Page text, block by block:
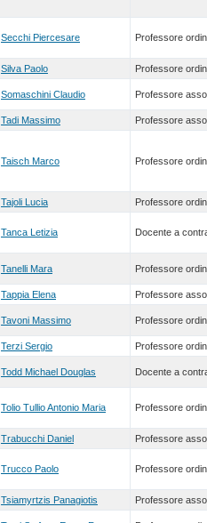
Secchi Piercesare Professore
Silva Paolo Professore
Somaschini Claudio Professore
Tadi Massimo Professore
Taisch Marco Professore
Tajoli Lucia Professore
Tanca Letizia Docente a
Tanelli Mara Professore
Tappia Elena Professore
Tavoni Massimo Professore
Terzi Sergio Professore
Todd Michael Douglas Docente a
Tolio Tullio Antonio Maria Professore
Trabucchi Daniel Professore
Trucco Paolo Professore
Tsiamyrtzis Panagiotis Professore